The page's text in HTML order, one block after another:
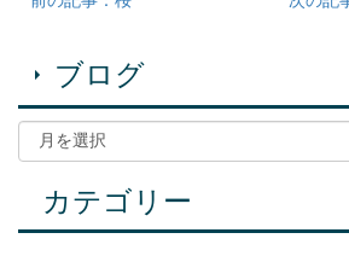
ブログ
カテゴリー